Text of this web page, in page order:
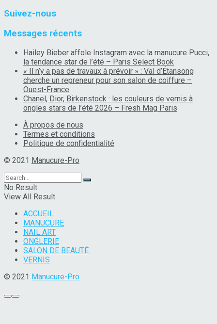
Suivez-nous
Messages récents
Hailey Bieber affole Instagram avec la manucure Pucci,
la tendance star de l’été – Paris Select Book
« Il n’y a pas de travaux à prévoir » : Val d’Étansong
cherche un repreneur pour son salon de coiffure –
Ouest-France
Chanel, Dior, Birkenstock : les couleurs de vernis à
ongles stars de l’été 2026 – Fresh Mag Paris
À propos de nous
Termes et conditions
Politique de confidentialité
© 2021 Manucure-Pro
No Result
View All Result
ACCUEIL
MANUCURE
NAIL ART
ONGLERIE
SALON DE BEAUTÉ
VERNIS
© 2021 Manucure-Pro